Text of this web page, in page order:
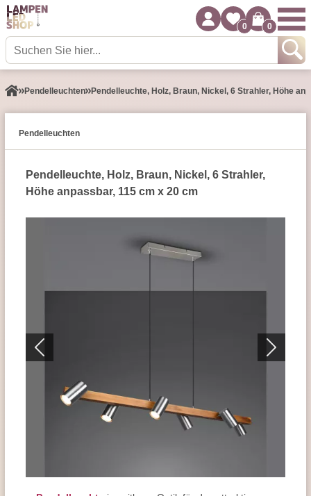
0 0
Pendel­leuchten Pendelleuchte, Holz, Braun, Nickel, 6 Strahler, Höhe
Pendel­leuchten
Pendelleuchte, Holz, Braun, Nickel, 6 Strahler,
Höhe anpassbar, 115 cm x 20 cm